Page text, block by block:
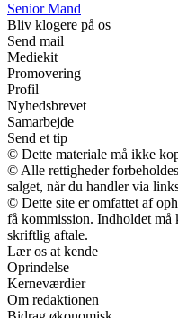
Senior Mand
Bliv klogere på os
Send mail
Mediekit
Promovering
Profil
Nyhedsbrevet
Samarbejde
Send et tip
© Dette materiale må ikke
© Alle rettigheder
salget, når du handler via
© Dette site er omfattet af
få kommission. Indholdet må
skriftlig aftale.
Lær os at kende
Oprindelse
Kerneværdier
Om redaktionen